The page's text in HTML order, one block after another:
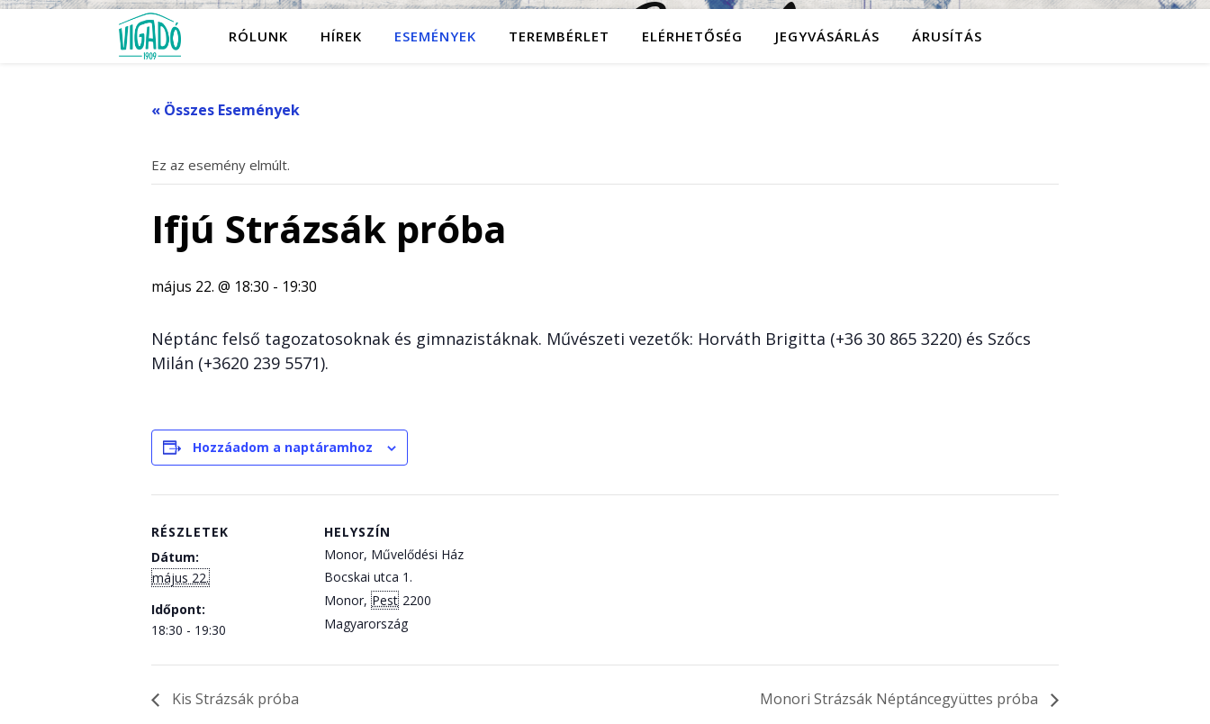
RÓLUNK HÍREK ESEMÉNYEK TEREMBÉRLET ELÉRHETŐSÉG JEGYVÁSÁRLÁS ÁRUSÍTÁS
« Összes Események
Ez az esemény elmúlt.
Ifjú Strázsák próba
május 22. @ 18:30 - 19:30
Néptánc felső tagozatosoknak és gimnazistáknak. Művészeti vezetők: Horváth Brigitta (+36 30 865 3220) és Szőcs
Milán (+3620 239 5571).
Hozzáadom a naptáramhoz
RÉSZLETEK
Dátum:
május 22.
Időpont:
18:30 - 19:30
HELYSZÍN
Monor, Művelődési Ház
Bocskai utca 1.
Monor, Pest 2200
Magyarország
Kis Strázsák próba Monori Strázsák Néptáncegyüttes próba